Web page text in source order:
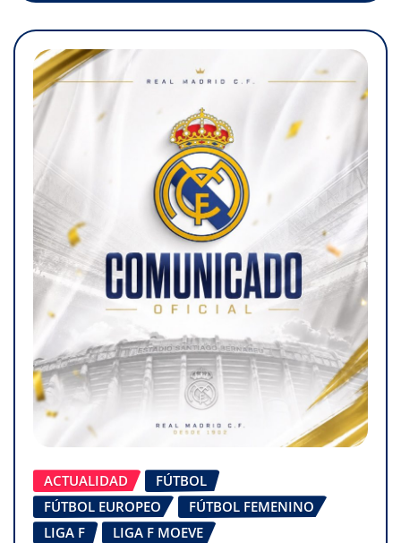
ACTUALIDAD
FÚTBOL
FÚTBOL EUROPEO
FÚTBOL FEMENINO
LIGA F
LIGA F MOEVE